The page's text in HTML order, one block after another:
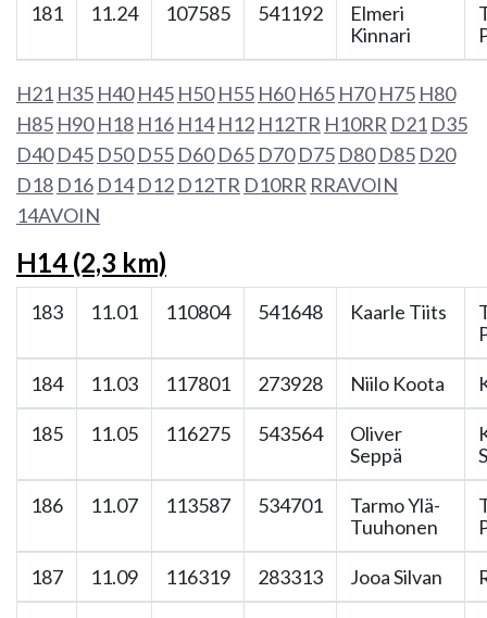
181 11.24 107585 541192
Elmeri
Kinnari
H21 H35 H40 H45 H50 H55 H60 H65 H70 H75 H80
H85 H90 H18 H16 H14 H12 H12TR H10RR D21 D35
D40 D45 D50 D55 D60 D65 D70 D75 D80 D85 D20
D18 D16 D14 D12 D12TR D10RR RRAVOIN
14AVOIN
H14 (2,3 km)
183 11.01 110804 541648 Kaarle Tiits
184 11.03 117801 273928 Niilo Koota
185 11.05 116275 543564
Oliver
Seppä
186 11.07 113587 534701
Tarmo Ylä-
Tuuhonen
187 11.09 116319 283313 Jooa Silvan